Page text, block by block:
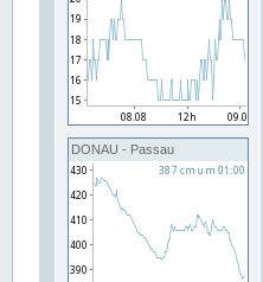
DONAU - Passau